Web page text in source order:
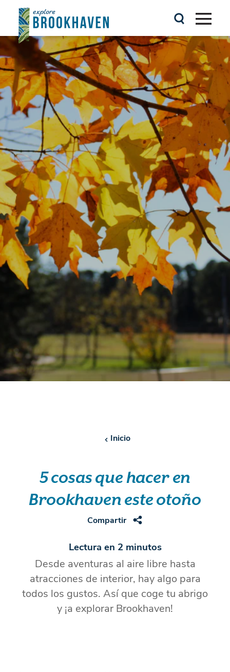
Ir al contenido
Inicio
5 cosas que hacer en
Brookhaven este otoño
Compartir
Lectura en 2 minutos
Desde aventuras al aire libre hasta
atracciones de interior, hay algo para
todos los gustos. Así que coge tu abrigo
y ¡a explorar Brookhaven!